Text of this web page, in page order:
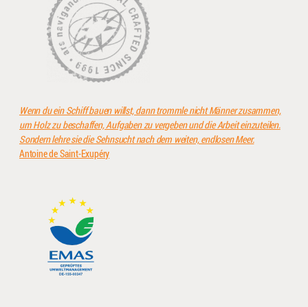
Wenn du ein Schiff bauen willst, dann trommle nicht Männer zusammen,
um Holz zu beschaffen, Aufgaben zu vergeben und die Arbeit einzuteilen.
Sondern lehre sie die Sehnsucht nach dem weiten, endlosen Meer.
Antoine de Saint-Exupéry